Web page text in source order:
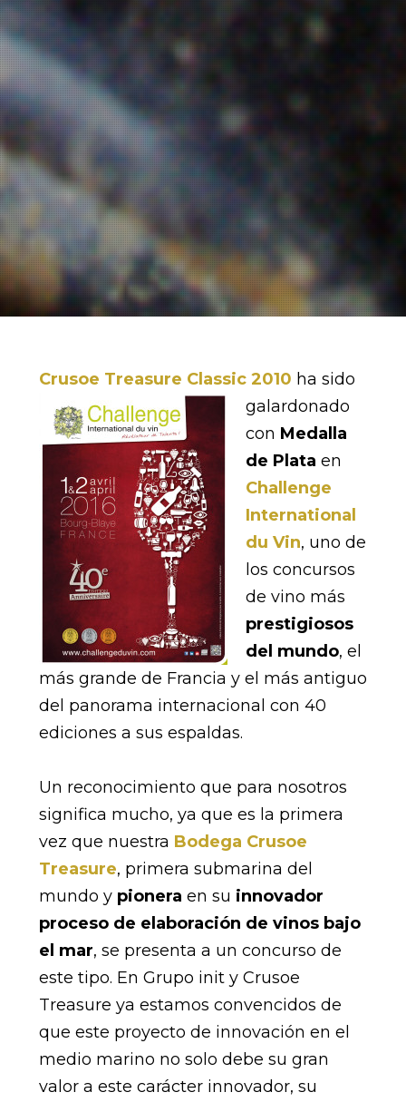
Crusoe Treasure Classic 2010 ha sido
galardonado
con Medalla
de Plata en
Challenge
International
du Vin, uno de
los concursos
de vino más
prestigiosos
del mundo, el
más grande de Francia y el más antiguo
del panorama internacional con 40
ediciones a sus espaldas.
Un reconocimiento que para nosotros
significa mucho, ya que es la primera
vez que nuestra Bodega Crusoe
Treasure, primera submarina del
mundo y pionera en su innovador
proceso de elaboración de vinos bajo
el mar, se presenta a un concurso de
este tipo. En Grupo init y Crusoe
Treasure ya estamos convencidos de
que este proyecto de innovación en el
medio marino no solo debe su gran
valor a este carácter innovador, su